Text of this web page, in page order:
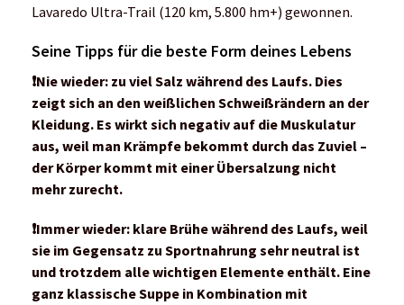
Lavaredo Ultra-Trail (120 km, 5.800 hm+) gewonnen.
Seine Tipps für die beste Form deines Lebens
❗️Nie wieder: zu viel Salz während des Laufs. Dies
zeigt sich an den weißlichen Schweißrändern an der
Kleidung. Es wirkt sich negativ auf die Muskulatur
aus, weil man Krämpfe bekommt durch das Zuviel –
der Körper kommt mit einer Übersalzung nicht
mehr zurecht.
❗️Immer wieder: klare Brühe während des Laufs, weil
sie im Gegensatz zu Sportnahrung sehr neutral ist
und trotzdem alle wichtigen Elemente enthält. Eine
ganz klassische Suppe in Kombination mit